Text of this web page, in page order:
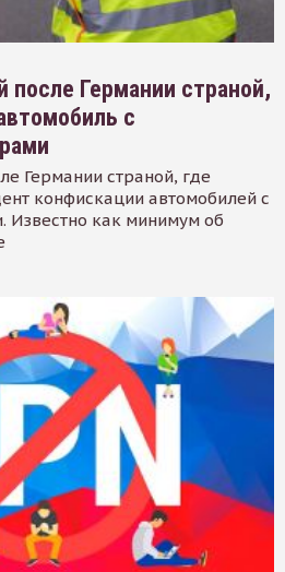
после Германии страной,
с
Германии страной, где
конфискации автомобилей с
Известно как минимум об